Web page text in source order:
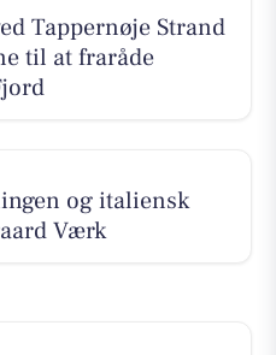
Tappernøje Strand
til at fraråde
og italiensk
Værk